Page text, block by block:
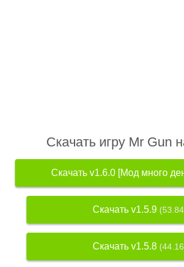
Скачать игру Mr Gun
Скачать v1.6.0 [Мод много
Скачать v1.5.9
Скачать v1.5.8